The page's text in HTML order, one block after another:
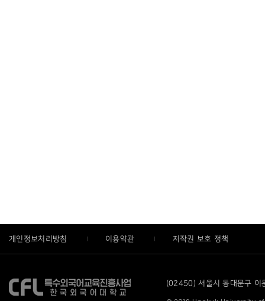
개인정보처리방침 이용약관 저작권 보호 정책
(02450) 서울시 동대문구